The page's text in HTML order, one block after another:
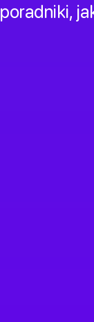
poradniki,